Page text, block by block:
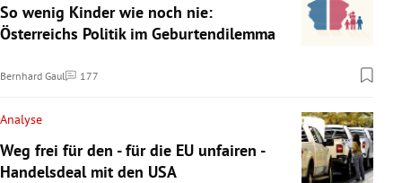
So wenig Kinder wie noch nie:
Österreichs Politik im Geburtendilemma
Bernhard Gaul 177
Kommentare
Analyse
Weg frei für den - für die EU unfairen -
Handelsdeal mit den USA